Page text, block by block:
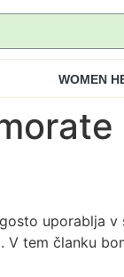
WOMEN
uporablja
tem članku